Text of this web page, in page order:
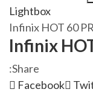
Lightbox
Infinix HOT 60
Infinix
Share:
Facebook